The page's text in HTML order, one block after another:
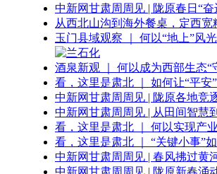
中新网甘肃周周见 | 陇原春日“
从西北山沟到海外餐桌，定西宽
玉门县域观察 ｜ 何以“地上”风
酒泉新观 ｜ 何以成为西部生态“
看，这里是肃北 ｜ 如何让“平安
中新网甘肃周周见 | 陇原各地竞
中新网甘肃周周见 | 从田间智慧
看，这里是肃北 ｜ 何以实现产
看，这里是肃北 ｜ “关键小事”
中新网甘肃周周见 | 春风拂过黄
中新网甘肃周周见 | 陇原新春涌